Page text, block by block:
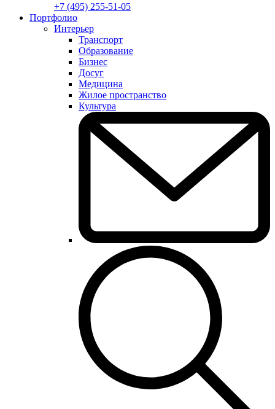
+7 (495) 255-51-05
Портфолио
Интерьер
Транспорт
Образование
Бизнес
Досуг
Медицина
Жилое пространство
Культура